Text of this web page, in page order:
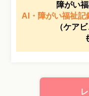
障がい
AI・障がい福祉
（ケア